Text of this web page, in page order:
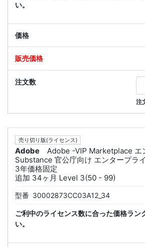
い。
注
売り切り版(ライセンス)
Adobe
Adobe -VIP Marketplace エ
Substance 官公庁向け エンタープラ
3年価格固定
追加 34ヶ月 Level 3(50 - 99)
型番 30002873CC03A12_34
ご利中のライセンス数に合った価格ラン
い。